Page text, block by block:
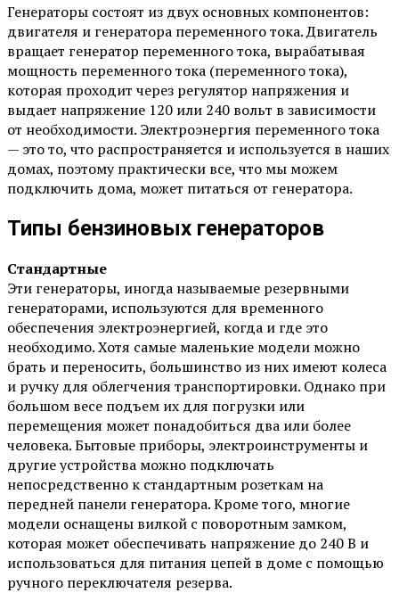
Генераторы состоят из двух основных компонентов:
двигателя и генератора переменного тока. Двигатель
вращает генератор переменного тока, вырабатывая
мощность переменного тока (переменного тока),
которая проходит через регулятор напряжения и
выдает напряжение 120 или 240 вольт в зависимости
от необходимости. Электроэнергия переменного тока
— это то, что распространяется и используется в наших
домах, поэтому практически все, что мы можем
подключить дома, может питаться от генератора.
Типы бензиновых генераторов
Стандартные
Эти генераторы, иногда называемые резервными
генераторами, используются для временного
обеспечения электроэнергией, когда и где это
необходимо. Хотя самые маленькие модели можно
брать и переносить, большинство из них имеют колеса
и ручку для облегчения транспортировки. Однако при
большом весе подъем их для погрузки или
перемещения может понадобиться два или более
человека. Бытовые приборы, электроинструменты и
другие устройства можно подключать
непосредственно к стандартным розеткам на
передней панели генератора. Кроме того, многие
модели оснащены вилкой с поворотным замком,
которая может обеспечивать напряжение до 240 В и
использоваться для питания цепей в доме с помощью
ручного переключателя резерва.